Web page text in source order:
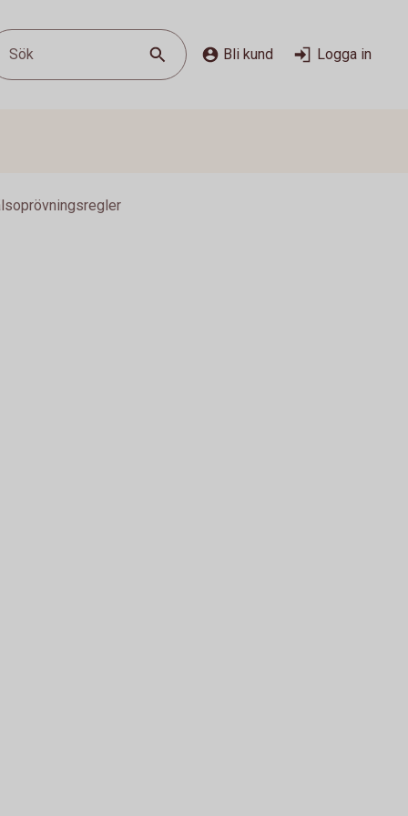
Sök Bli kund Logga in